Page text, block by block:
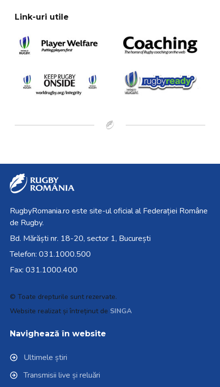
Link-uri utile
RugbyRomania.ro este site-ul oficial al Federației Române
de Rugby.
Bd. Mărăști nr. 18-20, sector 1, București
Telefon: 031.1000.500
Fax: 031.1000.400
© Toate drepturile sunt rezervate.
Website realizat și întreținut de SINGA
Navighează în website
Ultimele știri
Transmisii live și reluări